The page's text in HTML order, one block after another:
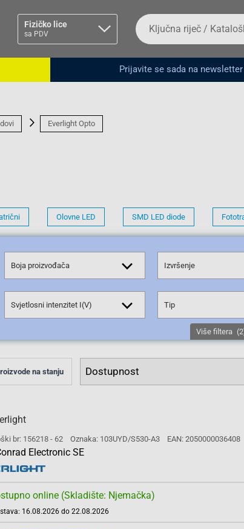
Fizičko lice
sa PDV
asortiman proizvoda i
Da
biste
potražili
proizvod,
unesite
Prijavite se sada na
Everlight Opto
Olovne LED SMD LED diode
Boja proizvođača Izvršenje
Svjetlosni intenzitet I(V) Tip
Više filtera
na stanju
br: 156218 - 62 Oznaka: 103UYD/S530-A3 EAN: 2050000036408
Electronic SE
online (Skladište: Njemačka)
16.08.2026 do 22.08.2026